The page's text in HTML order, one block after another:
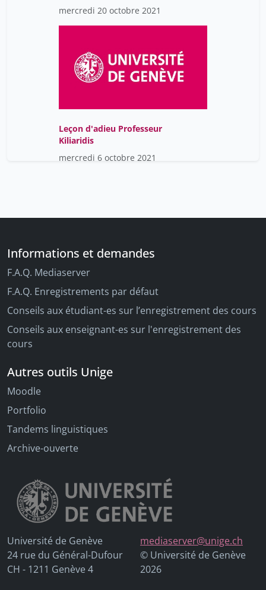
mercredi 20 octobre 2021
Leçon d'adieu Professeur
Kiliaridis
mercredi 6 octobre 2021
Informations et demandes
F.A.Q. Mediaserver
F.A.Q. Enregistrements par défaut
Conseils aux étudiant-es sur l’enregistrement des cours
Conseils aux enseignant-es sur l'enregistrement des
cours
Autres outils Unige
Moodle
Portfolio
Tandems linguistiques
Archive-ouverte
Université de Genève
24 rue du Général-Dufour
CH - 1211 Genève 4
mediaserver@unige.ch
© Université de Genève
2026